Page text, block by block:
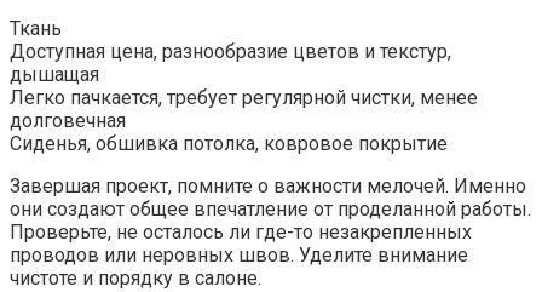
Ткань
Доступная цена, разнообразие цветов и текстур,
дышащая
Легко пачкается, требует регулярной чистки, менее
долговечная
Сиденья, обшивка потолка, ковровое покрытие
Завершая проект, помните о важности мелочей. Именно
они создают общее впечатление от проделанной работы.
Проверьте, не осталось ли где-то незакрепленных
проводов или неровных швов. Уделите внимание
чистоте и порядку в салоне.